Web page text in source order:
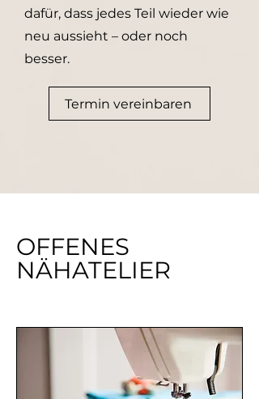
dafür, dass jedes Teil wieder wie
neu aussieht – oder noch
besser.
Termin vereinbaren
OFFENES
NÄHATELIER